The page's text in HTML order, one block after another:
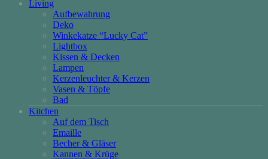
Living
Aufbewahrung
Deko
Winkekatze “Lucky Cat”
Lightbox
Kissen & Decken
Lampen
Kerzenleuchter & Kerzen
Vasen & Töpfe
Bad
Kitchen
Auf dem Tisch
Emaille
Becher & Gläser
Kannen & Krüge